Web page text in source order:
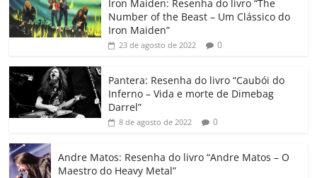
e
b
o
o
k
er s
A
p
e
dI
gl
e
Cl
a
ss
ro
o
y
Li
k
p
h
ar
Iron Maiden: Resenha do livro “The
Number of the Beast – Um Clássico do
Iron Maiden”
23 de agosto de 2022 0
Pantera: Resenha do livro “Caubói do
Inferno – Vida e morte de Dimebag
Darrel”
8 de agosto de 2022 0
Andre Matos: Resenha do livro “Andre Matos – O
Maestro do Heavy Metal”